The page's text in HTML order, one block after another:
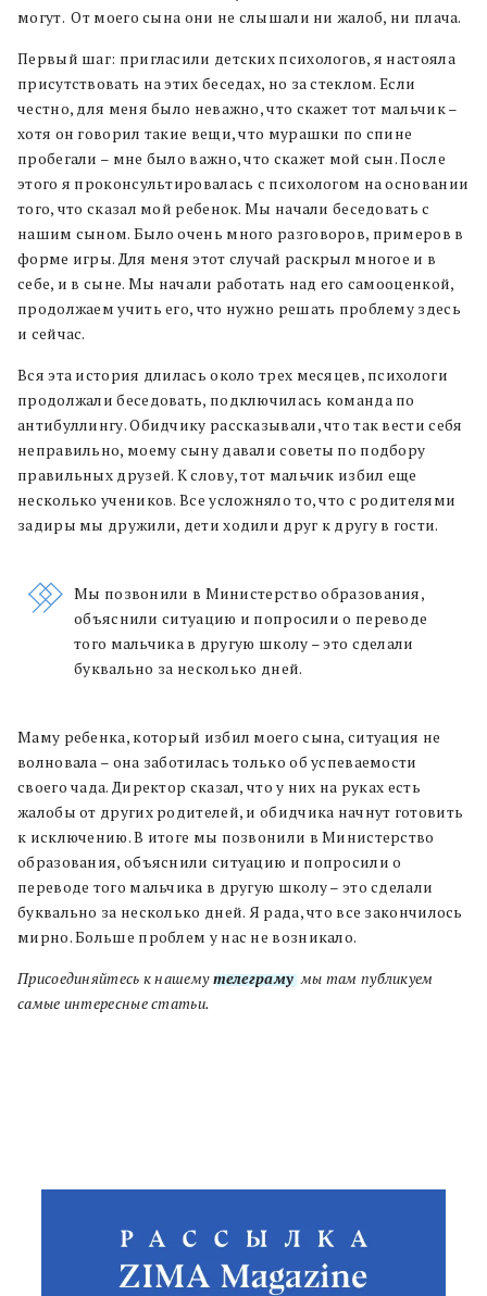
могут. От моего сына они не слышали ни жалоб, ни плача.
Первый шаг: пригласили детских психологов, я настояла
присутствовать на этих беседах, но за стеклом. Если
честно, для меня было неважно, что скажет тот мальчик –
хотя он говорил такие вещи, что мурашки по спине
пробегали – мне было важно, что скажет мой сын. После
этого я проконсультировалась с психологом на основании
того, что сказал мой ребенок. Мы начали беседовать с
нашим сыном. Было очень много разговоров, примеров в
форме игры. Для меня этот случай раскрыл многое и в
себе, и в сыне. Мы начали работать над его самооценкой,
продолжаем учить его, что нужно решать проблему здесь
и сейчас.
Вся эта история длилась около трех месяцев, психологи
продолжали беседовать, подключилась команда по
антибуллингу. Обидчику рассказывали, что так вести себя
неправильно, моему сыну давали советы по подбору
правильных друзей. К слову, тот мальчик избил еще
несколько учеников. Все усложняло то, что с родителями
задиры мы дружили, дети ходили друг к другу в гости.
Мы позвонили в Министерство образования,
объяснили ситуацию и попросили о переводе
того мальчика в другую школу – это сделали
буквально за несколько дней.
Маму ребенка, который избил моего сына, ситуация не
волновала – она заботилась только об успеваемости
своего чада. Директор сказал, что у них на руках есть
жалобы от других родителей, и обидчика начнут готовить
к исключению. В итоге мы позвонили в Министерство
образования, объяснили ситуацию и попросили о
переводе того мальчика в другую школу – это сделали
буквально за несколько дней. Я рада, что все закончилось
мирно. Больше проблем у нас не возникало.
Присоединяйтесь к нашемутелеграму, мы там публикуем
самые интересные статьи.